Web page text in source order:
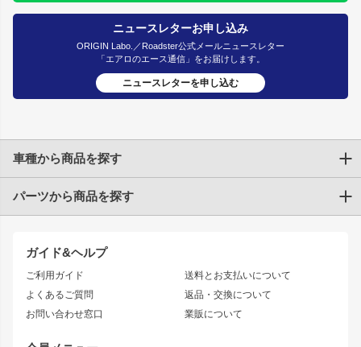
ニュースレターお申し込み
ORIGIN Labo.／Roadster公式メールニュースレター
「エアロのエース通信」をお届けします。
ニュースレターを申し込む
ガイド&ヘルプ
ご利用ガイド
よくあるご質問
お問い合わせ窓口
送料とお支払いについて
返品・交換について
業販について
車種から商品を探す
トヨタ
JZX90 CHASER
JZX110 MARK II
JZX100 MARK II
JZX90 MARK II
アリスト
ソアラ
アルテッツァ
パーツから商品を探す
エアロシリーズ
ドリフトライン
風神
雷神
レーシングライン
アタックライン
ストリームライン